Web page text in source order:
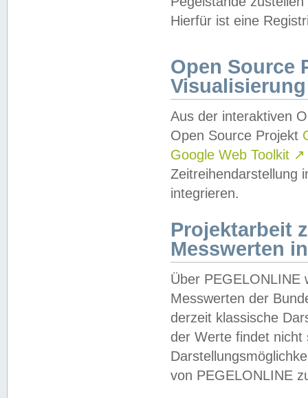
Hierfür ist eine
Open Source
Visualisierung
Aus der interaktiven
Open Source Projekt
Google Web Toolkit ↗
Zeitreihendarstellung
integrieren.
Projektarbeit
Messwerten
Über PEGELONLINE
Messwerten der
derzeit klassische
der Werte findet
von PEGELONLINE